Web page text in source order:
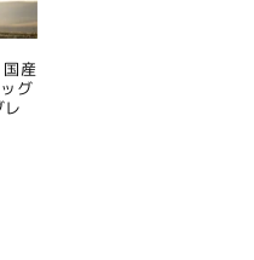
産
グ